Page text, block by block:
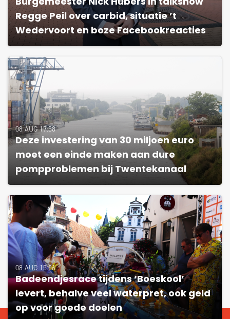
Burgemeester Nick Hubers in talkshow
Regge Peil over carbid, situatie ’t
Wedervoort en boze Facebookreacties
08 AUG 17:58
Deze investering van 30 miljoen euro
moet een einde maken aan dure
pompproblemen bij Twentekanaal
08 AUG 15:56
Badeendjesrace tijdens ‘Boeskool’
levert, behalve veel waterpret, ook geld
op voor goede doelen